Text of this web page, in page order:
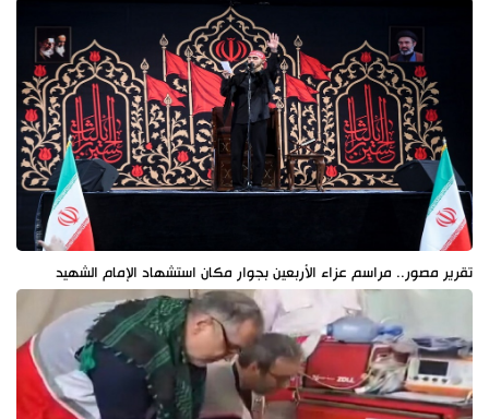
تقرير مصور.. مراسم عزاء الأربعين بجوار مكان استشهاد الإمام الشهيد